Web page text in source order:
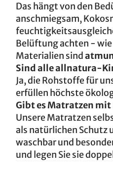
Das hängt von den
anschmiegsam,
Belüftung achten -
Materialien sind
Sind alle allnatura-
Ja, die Rohstoffe für
erfüllen höchste
Gibt es Matratzen mit
Unsere Matratzen
als natürlichen Schutz
waschbar und
und legen Sie sie